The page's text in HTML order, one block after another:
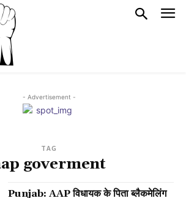
- Advertisement -
TAG
goverment
Punjab: AAP विधायक के पिता ब्लैकमेलिंग